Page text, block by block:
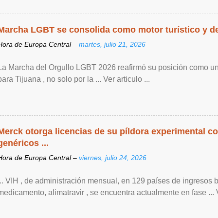
LGBT se consolida como motor turístico y
de Europa Central – martes, julio 21, 2026
Marcha del Orgullo LGBT 2026 reafirmó su posición como
Tijuana , no solo por la ... Ver articulo ...
otorga licencias de su píldora experimental
...
de Europa Central – viernes, julio 24, 2026
VIH , de ‌administración mensual, en 129 países de ingresos
alimatravir , se encuentra actualmente en fase ...